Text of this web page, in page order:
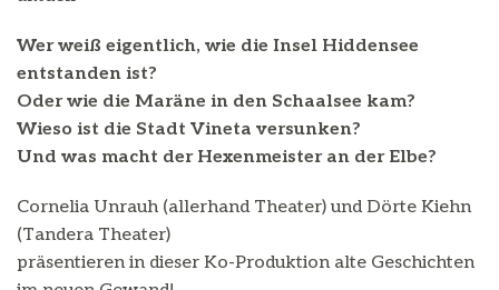
Wer weiß eigentlich, wie die Insel Hiddensee
entstanden ist?
Oder wie die Maräne in den Schaalsee kam?
Wieso ist die Stadt Vineta versunken?
Und was macht der Hexenmeister an der Elbe?
Cornelia Unrauh (allerhand Theater) und Dörte Kiehn
(Tandera Theater)
präsentieren in dieser Ko-Produktion alte Geschichten